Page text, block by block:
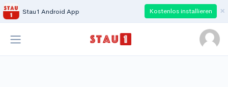
Stau1 Android App Kostenlos installieren ×